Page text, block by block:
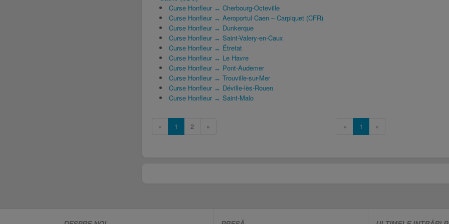
Curse Honfleur ↔ Cherbourg-Octeville
Curse Honfleur ↔ Aeroportul Caen – Carpiquet (CFR)
Curse Honfleur ↔ Dunkerque
Curse Honfleur ↔ Saint-Valery-en-Caux
Curse Honfleur ↔ Étretat
Curse Honfleur ↔ Le Havre
Curse Honfleur ↔ Pont-Audemer
Curse Honfleur ↔ Trouville-sur-Mer
Curse Honfleur ↔ Déville-lès-Rouen
Curse Honfleur ↔ Saint-Malo
« 1 2 » « 1 »